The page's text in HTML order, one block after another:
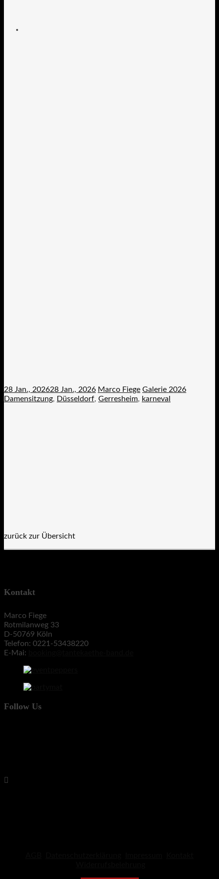
28 Jan., 202628 Jan., 2026 Marco Fiege Galerie 2026
Damensitzung, Düsseldorf, Gerresheim, karneval
zurück zur Übersicht
Kontakt
Marco Fiege
Rotmilanweg 33
D-50769 Köln
Telefon: 0221-53438220
E-Mai:
Follow Us